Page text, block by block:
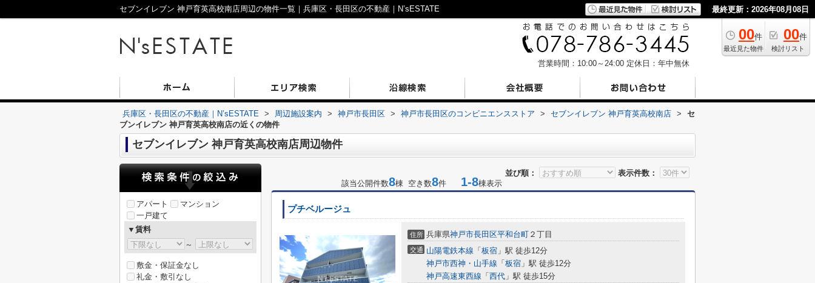
セブンイレブン 神戸育英高校南店周辺の物件一覧｜兵庫区・長田区の不動産｜N’sESTATE 最終更新：2026年08月08日
00件
最近見た物件
00件
検討リスト
営業時間：10:00～24:00 定休日：年中無休
兵庫区・長田区の不動産｜N’sESTATE > 周辺施設案内 > 神戸市長田区 > 神戸市長田区のコンビニエンスストア > セブンイレブン 神戸育英高校南店 >
セ
ブンイレブン 神戸育英高校南店の近くの物件
セブンイレブン 神戸育英高校南店周辺物件
並び順：
表示件数：
該当公開件数8棟 空き数8件 1-8棟表示
プチベルージュ
住所 兵庫県神戸市長田区平和台町 ２丁目
交通 山陽電鉄本線 「 板宿 」駅 徒歩12分
神戸市西神・山手線 「 板宿 」駅 徒歩12分
神戸高速東西線 「 西代 」駅 徒歩15分
アパート
マンション
一戸建て
▼賃料
～
敷金・保証金なし
礼金・敷引なし